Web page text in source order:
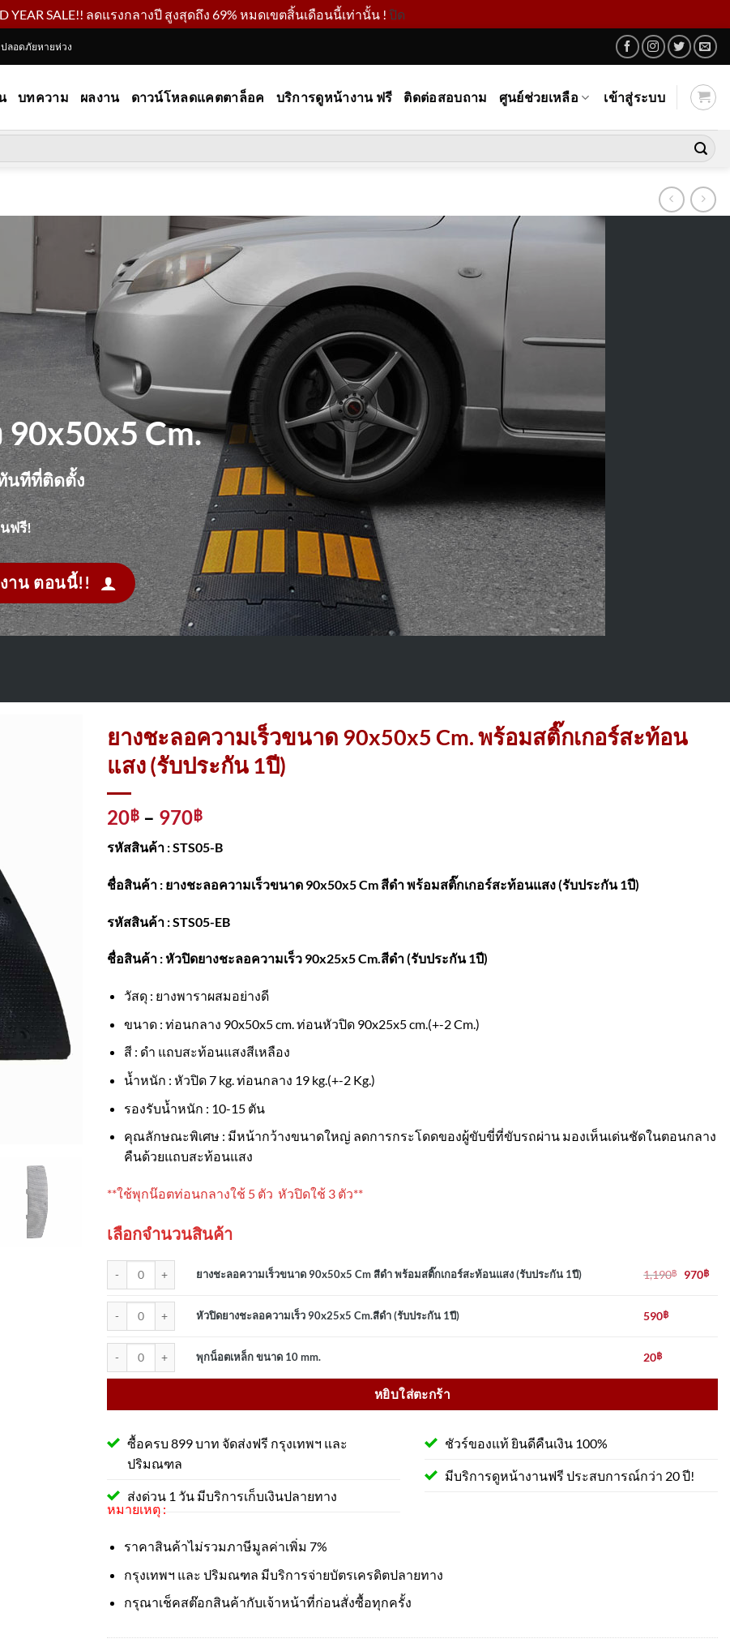
YEAR SALE!! ลดแรงกลางปี สูงสุดถึง 69% หมดเขตสิ้นเดือนนี้เท่านั้น !ปิด
ปลอดภัยหายห่วง
บทความ ผลงาน ดาวน์โหลดแคตตาล็อค บริการดูหน้างาน ฟรี ติดต่อสอบถาม ศูนย์ช่วยเหลือ เข้าสู่ระบบ
Cm.
นทีที่ติดตั้ง
ฟรี!
าน ตอนนี้!!
ยางชะลอความเร็วขนาด 90x50x5 Cm. พร้อมสติ๊กเกอร์สะท้อน
แสง (รับประกัน 1ปี)
20฿ – 970฿Price
20฿
through
970฿
รหัสสินค้า : STS05-B
ชื่อสินค้า : ยางชะลอความเร็วขนาด 90x50x5 Cm สีดำ พร้อมสติ๊กเกอร์สะท้อนแสง (รับประกัน 1ปี)
รหัสสินค้า : STS05-EB
ชื่อสินค้า : หัวปิดยางชะลอความเร็ว 90x25x5 Cm.สีดำ (รับประกัน 1ปี)
วัสดุ : ยางพาราผสมอย่างดี
ขนาด : ท่อนกลาง 90x50x5 cm. ท่อนหัวปิด 90x25x5 cm.(+-2 Cm.)
สี : ดำ แถบสะท้อนแสงสีเหลือง
น้ำหนัก : หัวปิด 7 kg. ท่อนกลาง 19 kg.(+-2 Kg.)
รองรับน้ำหนัก : 10-15 ตัน
คุณลักษณะพิเศษ : มีหน้ากว้างขนาดใหญ่ ลดการกระโดดของผู้ขับขี่ที่ขับรถผ่าน มองเห็นเด่นชัดในตอนกลาง
คืนด้วยแถบสะท้อนแสง
**ใช้พุกน๊อตท่อนกลางใช้ 5 ตัว หัวปิดใช้ 3 ตัว**
เลือกจำนวนสินค้า
จำนวน ยางชะลอความเร็วขนาด 90x50x5 Cm สีดำ พร้อมสติ๊กเกอร์สะท้อนแสง (รับประกัน 1ปี) ชิ้น
ยางชะลอความเร็วขนาด 90x50x5 Cm สีดำ พร้อมสติ๊กเกอร์สะท้อนแสง (รับประกัน 1ปี) 1,190฿
Original
970฿
จำนวน หัวปิดยางชะลอความเร็ว 90x25x5 Cm.สีดำ (รับประกัน 1ปี) ชิ้น
หัวปิดยางชะลอความเร็ว 90x25x5 Cm.สีดำ (รับประกัน 1ปี) 590฿
จำนวน พุกน็อตเหล็ก ขนาด 10 mm. ชิ้น
พุกน็อตเหล็ก ขนาด 10 mm. 20฿
หยิบใส่ตะกร้า
ซื้อครบ 899 บาท จัดส่งฟรี กรุงเทพฯ และ
ปริมณฑล
ส่งด่วน 1 วัน มีบริการเก็บเงินปลายทาง
ชัวร์ของแท้ ยินดีคืนเงิน 100%
มีบริการดูหน้างานฟรี ประสบการณ์กว่า 20 ปี!
หมายเหตุ :
ราคาสินค้าไม่รวมภาษีมูลค่าเพิ่ม 7%
กรุงเทพฯ และ ปริมณฑล มีบริการจ่ายบัตรเครดิตปลายทาง
กรุณาเช็คสต๊อกสินค้ากับเจ้าหน้าที่ก่อนสั่งซื้อทุกครั้ง